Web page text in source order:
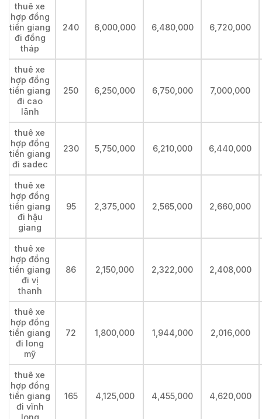
thuê xe
hợp đồng
tiền giang
đi đồng
tháp
240 6,000,000 6,480,000 6,720,000
thuê xe
hợp đồng
tiền giang
đi cao
lãnh
250 6,250,000 6,750,000 7,000,000
thuê xe
hợp đồng
tiền giang
đi sadec
230 5,750,000 6,210,000 6,440,000
thuê xe
hợp đồng
tiền giang
đi hậu
giang
95 2,375,000 2,565,000 2,660,000
thuê xe
hợp đồng
tiền giang
đi vị
thanh
86 2,150,000 2,322,000 2,408,000
thuê xe
hợp đồng
tiền giang
đi long
mỹ
72 1,800,000 1,944,000 2,016,000
thuê xe
hợp đồng
tiền giang
đi vĩnh
long
165 4,125,000 4,455,000 4,620,000